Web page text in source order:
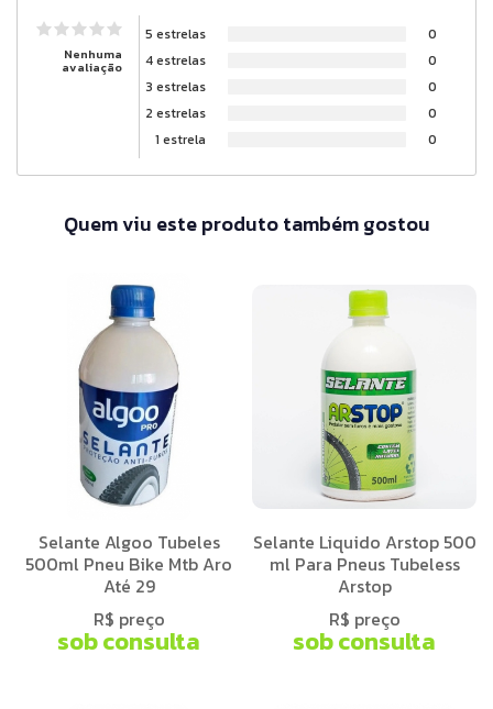
Nenhuma
avaliação
5 estrelas
0
4 estrelas
0
3 estrelas
0
2 estrelas
0
1 estrela
0
Quem viu este produto também gostou
Selante Algoo Tubeles
500ml Pneu Bike Mtb Aro
Até 29
R$ preço
sob consulta
Selante Liquido Arstop 500
ml Para Pneus Tubeless
Arstop
R$ preço
sob consulta